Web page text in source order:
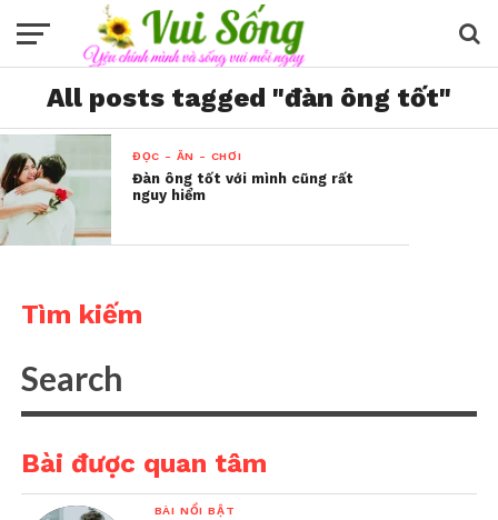
All posts tagged "đàn ông tốt"
ĐỌC - ĂN - CHƠI
Đàn ông tốt với mình cũng rất
nguy hiểm
Tìm kiếm
Bài được quan tâm
BÀI NỔI BẬT